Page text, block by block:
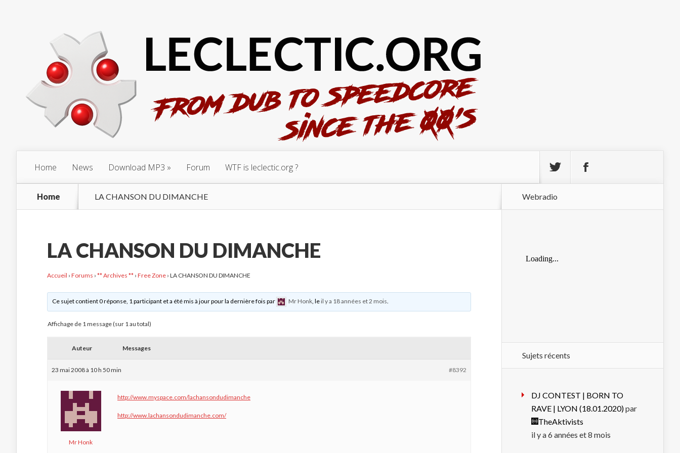
Home News Download MP3 Forum WTF is leclectic.org ?
Home LA CHANSON DU DIMANCHE
LA CHANSON DU DIMANCHE
Accueil › Forums › ** Archives ** › Free Zone › LA CHANSON DU DIMANCHE
Ce sujet contient 0 réponse, 1 participant et a été mis à jour pour la dernière fois par Mr Honk, leil y a 18 années et 2 mois.
Affichage de 1 message (sur 1 au total)
Auteur Messages
23 mai 2008 à 10 h 50 min #8392
Mr Honk
http://www.myspace.com/lachansondudimanche
http://www.lachansondudimanche.com/
Webradio
Sujets récents
DJ CONTEST | BORN TO
RAVE | LYON (18.01.2020)par
TheAktivists
il y a 6 années et 8 mois